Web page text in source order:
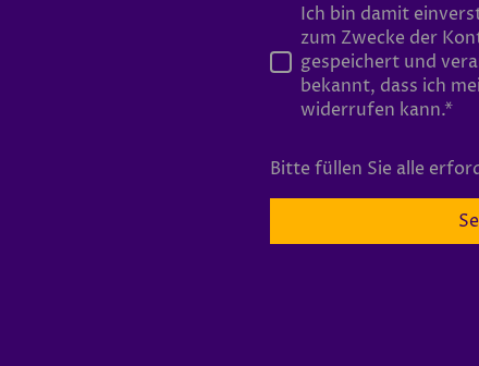
Ich bin damit
zum Zwecke der
gespeichert und
bekannt, dass ich
widerrufen kann.*
Bitte füllen Sie alle